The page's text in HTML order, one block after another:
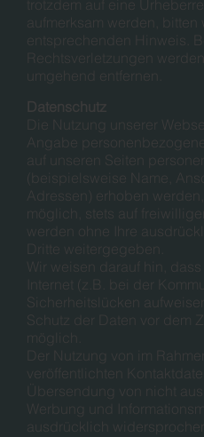
trotzdem auf eine
aufmerksam werden, bitten
entsprechenden Hinweis.
Rechtsverletzungen
umgehend entfernen.
Datenschutz
Die Nutzung unserer
Angabe
auf unseren Seiten
(beispielsweise Name,
Adressen) erhoben
möglich, stets auf
werden ohne Ihre
Dritte weitergegeben.
Wir weisen darauf hin,
Internet (z.B. bei der
Sicherheitslücken
Schutz der Daten vor dem
möglich.
Der Nutzung von im
veröffentlichten
Übersendung von nicht
Werbung und
ausdrücklich